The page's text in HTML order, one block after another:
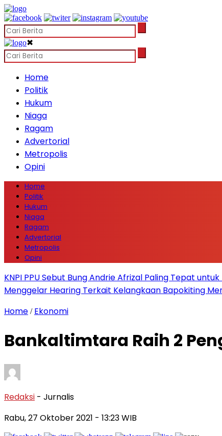
✖
Home
Politik
Hukum
Niaga
Ragam
Advertorial
Metropolis
Opini
Home
Politik
Hukum
Niaga
Ragam
Advertorial
Metropolis
Opini
KNPI PPU Sebut Bung Andrie Afrizal Paling Tepat
Menggelar Hearing Terkait Kelangkaan Bapokiting
Home / Ekonomi
Bankaltimtara Raih 2
Redaksi - Jurnalis
Rabu, 27 Oktober 2021 - 13:23 WIB